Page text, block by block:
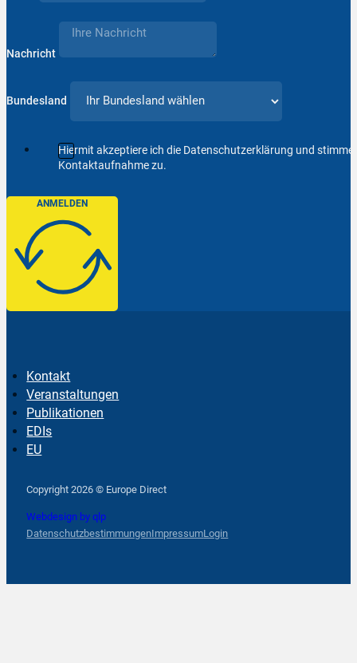
Nachricht
Bundesland
Hiermit akzeptiere ich die Datenschutzerklärung und
Kontaktaufnahme zu.
ANMELDEN
Kontakt
Veranstaltungen
Publikationen
EDIs
EU
Copyright 2026 © Europe Direct
Webdesign by qlp
DatenschutzbestimmungenImpressumLogin